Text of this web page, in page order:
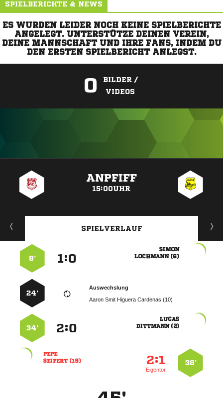
SPIELBERICHTE & NEWS
ES WURDEN LEIDER NOCH KEINE SPIELBERICHTE
ANGELEGT. UNTERSTÜTZE DEINEN VEREIN,
DEINE MANNSCHAFT UND IHRE FANS, INDEM DU
DEN ERSTEN SPIELBERICHT ANLEGST.
0
BILDER /
VIDEOS
ANPFIFF
15:00UHR
SPIELVERLAUF

 
:
8’
Auswechslung
    
24’

 
:
34’
38’
:
Eigentor

 